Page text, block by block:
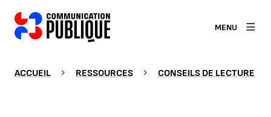
MENU
ACCUEIL RESSOURCES CONSEILS DE LECTURE